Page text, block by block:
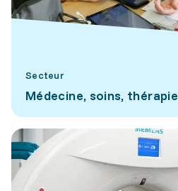
Secteur
Médecine, soins, thérapie